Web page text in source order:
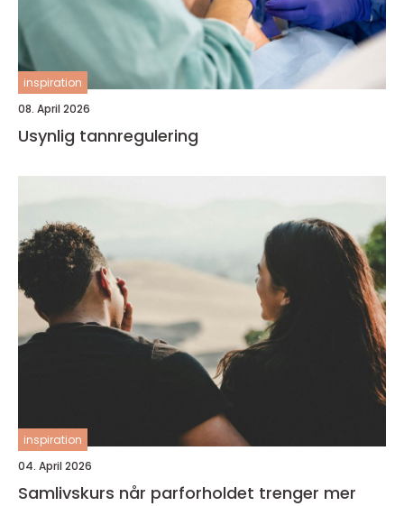
inspiration
08. April 2026
Usynlig tannregulering
inspiration
04. April 2026
Samlivskurs når parforholdet trenger mer